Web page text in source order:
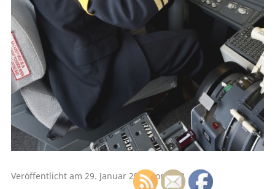
Veröffentlicht am 29. Januar 2022 von RKP